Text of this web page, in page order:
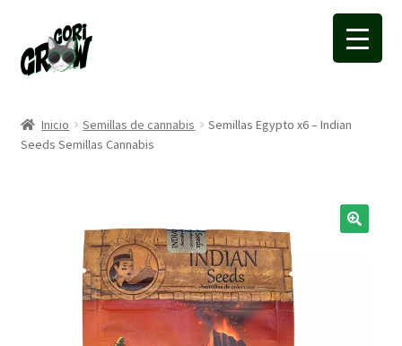
a
la
a
la
Inicio Semillas de cannabis
Semillas Egypto x6 – Indian
Seeds Semillas Cannabis